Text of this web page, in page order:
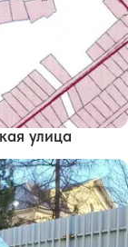
улица